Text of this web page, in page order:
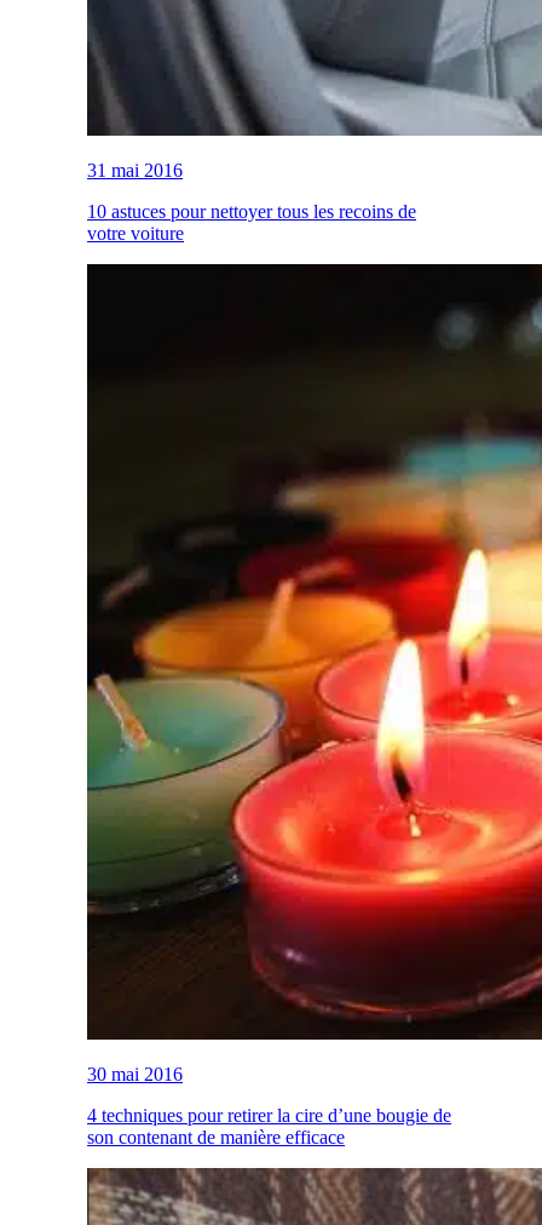
31 mai 2016
10 astuces pour nettoyer tous les recoins de
votre voiture
30 mai 2016
4 techniques pour retirer la cire d’une bougie de
son contenant de manière efficace